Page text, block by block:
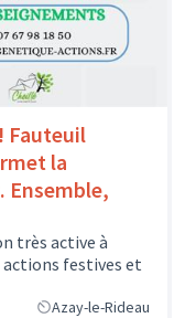
Fauteuil
la
Ensemble,
très active à
actions festives et
Azay-le-Rideau